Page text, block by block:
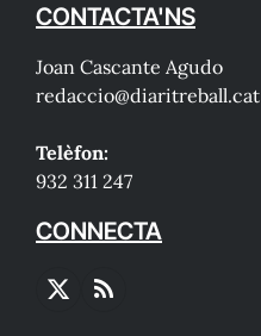
CONTACTA'NS
Joan Cascante Agudo
redaccio@diaritreball.cat
Telèfon:
932 311 247
CONNECTA
X
RSS